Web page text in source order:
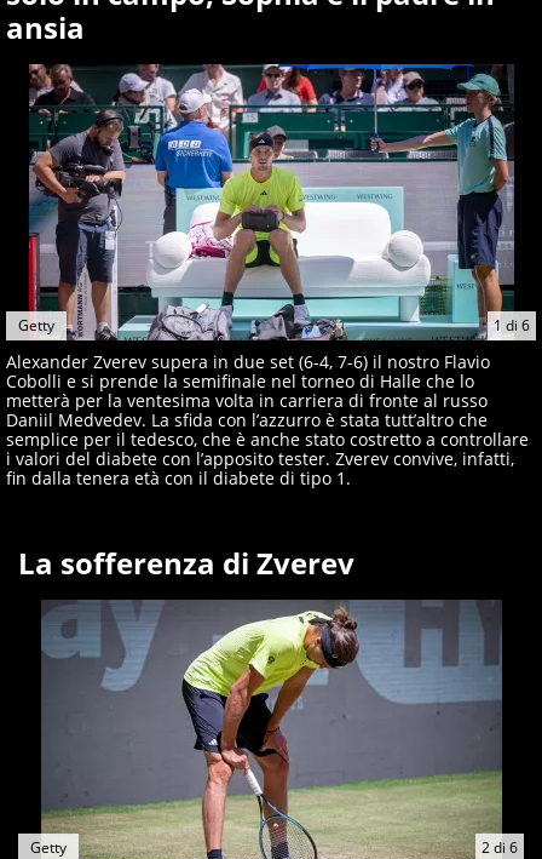
giornalisti ed esperti di sport abili sia nel gioco di
rimessa quando intercettano le notizie e le rilanciano
creano contenuti 100% originali ed esclusivi.
ansia
1 di 6
Getty
Alexander Zverev supera in due set (6-4, 7-6) il nostro Flavio
Cobolli e si prende la semifinale nel torneo di Halle che lo
metterà per la ventesima volta in carriera di fronte al russo
Daniil Medvedev. La sfida con l’azzurro è stata tutt’altro che
semplice per il tedesco, che è anche stato costretto a controllare
i valori del diabete con l’apposito tester. Zverev convive, infatti,
fin dalla tenera età con il diabete di tipo 1.
La sofferenza di Zverev
2di 6
Getty